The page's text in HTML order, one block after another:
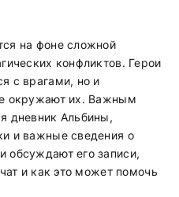
на фоне сложной
конфликтов. Герои
с врагами, но и
окружают их. Важным
дневник Альбины,
и важные сведения о
обсуждают его записи,
и как это может помочь